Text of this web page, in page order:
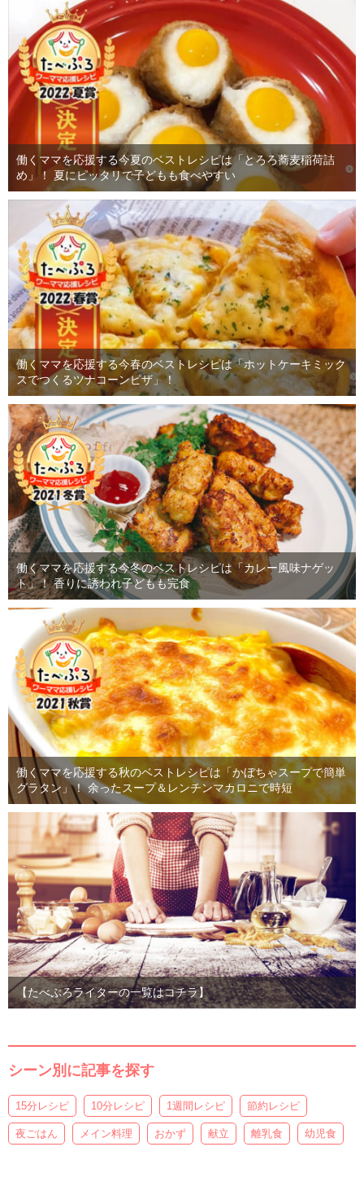
働くママを応援する今夏のベストレシピは「とろろ蕎麦稲荷詰
め」！ 夏にピッタリで子どもも食べやすい
働くママを応援する今春のベストレシピは「ホットケーキミック
スでつくるツナコーンピザ」！
働くママを応援する今冬のベストレシピは「カレー風味ナゲッ
ト」！ 香りに誘われ子どもも完食
働くママを応援する秋のベストレシピは「かぼちゃスープで簡単
グラタン」！ 余ったスープ＆レンチンマカロニで時短
【たべぷろライターの一覧はコチラ】
シーン別に記事を探す
15分レシピ 10分レシピ 1週間レシピ 節約レシピ
夜ごはん メイン料理 おかず 献立 離乳食 幼児食